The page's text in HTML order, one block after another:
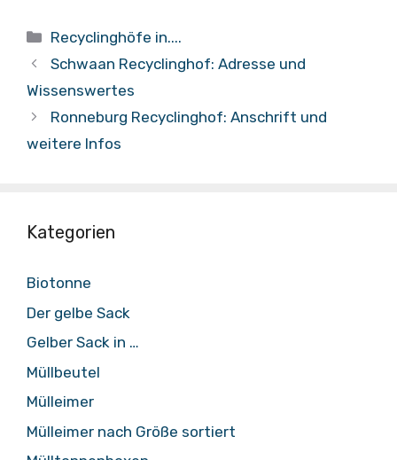
Kategorien
Recyclinghöfe in....
Schwaan Recyclinghof: Adresse und
Wissenswertes
Ronneburg Recyclinghof: Anschrift und
weitere Infos
Kategorien
Biotonne
Der gelbe Sack
Gelber Sack in …
Müllbeutel
Mülleimer
Mülleimer nach Größe sortiert